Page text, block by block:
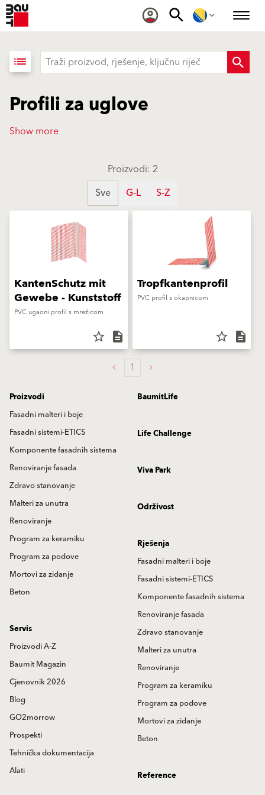
list
Profili za uglove
Show more
Proizvodi: 2
Sve
G-L S-Z
KantenSchutz mit
Gewebe - Kunststoff
PVC ugaoni profil s mrežicom
star_border description
Tropfkantenprofil
PVC profil s okapnicom
star_border description
1
Proizvodi
Fasadni malteri i boje
Fasadni sistemi-ETICS
Komponente fasadnih sistema
Renoviranje fasada
Zdravo stanovanje
Malteri za unutra
Renoviranje
Program za keramiku
Program za podove
Mortovi za zidanje
Beton
BaumitLife
Life Challenge
Viva Park
Održivost
Rješenja
Fasadni malteri i boje
Fasadni sistemi-ETICS
Komponente fasadnih sistema
Renoviranje fasada
Zdravo stanovanje
Malteri za unutra
Renoviranje
Program za keramiku
Program za podove
Mortovi za zidanje
Beton
Servis
Proizvodi A-Z
Baumit Magazin
Cjenovnik 2026
Blog
GO2morrow
Prospekti
Tehnička dokumentacija
Alati
Reference